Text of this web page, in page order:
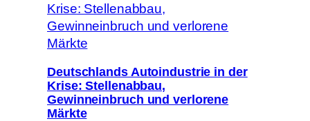
Deutschlands Autoindustrie in der
Krise: Stellenabbau,
Gewinneinbruch und verlorene
Märkte